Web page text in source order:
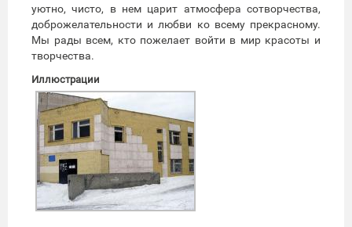
уютно, чисто, в нем царит атмосфера сотворчества,
доброжелательности и любви ко всему прекрасному.
Мы рады всем, кто пожелает войти в мир красоты и
творчества.
Иллюстрации